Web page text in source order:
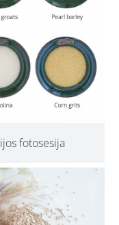
fotosesija